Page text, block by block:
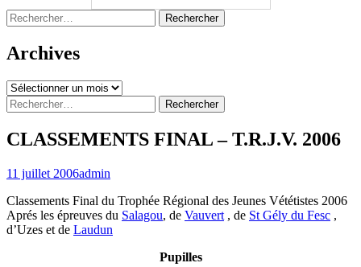
Rechercher :
Archives
Archives
Rechercher :
CLASSEMENTS FINAL – T.R.J.V. 2006
11 juillet 2006admin
Classements Final du Trophée Régional des Jeunes Vététistes 2006
Aprés les épreuves du Salagou, de Vauvert , de St Gély du Fesc ,
d’Uzes et de Laudun
Pupilles